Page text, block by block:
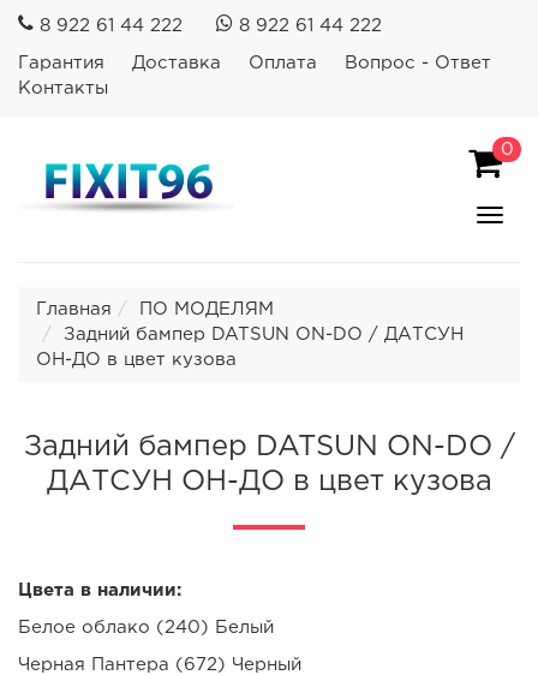
8 922 61 44 222 8 922 61 44 222
Гарантия Доставка Оплата
Вопрос - Ответ
Контакты
0
Главная
ПО МОДЕЛЯМ
Задний бампер DATSUN ON-DO / ДАТСУН
ОН-ДО в цвет кузова
Задний бампер DATSUN ON-DO /
ДАТСУН ОН-ДО в цвет кузова
Цвета в наличии:
Белое облако (240) Белый
Черная Пантера (672) Черный